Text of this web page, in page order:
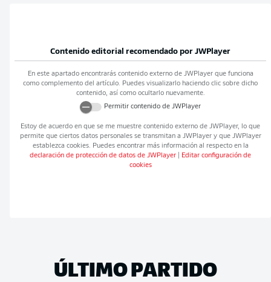
Contenido editorial recomendado por JWPlayer
En este apartado encontrarás contenido externo de JWPlayerque funciona
como complemento del artículo. Puedes visualizarlo haciendo clic sobre dicho
contenido, así como ocultarlo nuevamente.
Permitir contenido de JWPlayer
Estoy de acuerdo en que se me muestre contenido externo de JWPlayer, lo que
permite que ciertos datos personales se transmitan a JWPlayery que JWPlayer
establezca cookies. Puedes encontrar más información al respecto en la
declaración de protección de datos de JWPlayer
Editar configuración de
cookies
ÚLTIMO PARTIDO